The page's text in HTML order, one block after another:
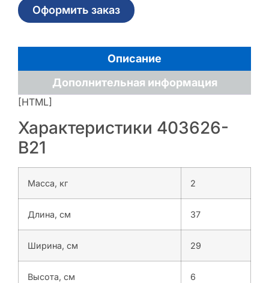
Оформить заказ
Описание
Дополнительная информация
[HTML]
Характеристики 403626-
B21
Масса, кг 2
Длина, см 37
Ширина, см 29
Высота, см 6